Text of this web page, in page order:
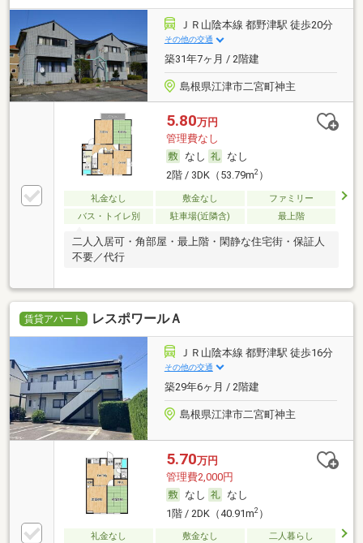
ＪＲ山陰本線 都野津駅 徒歩20分
その他の交通
築31年7ヶ月 / 2階建
島根県江津市二宮町神主
5.80万円
管理費なし
なし
なし
2階 / 3DK（53.79m2）
礼金なし 敷金なし
ファミリー
バス・トイレ別
駐車場(近隣含) 最上階
二人入居可・角部屋・最上階・閑静な住宅街・保証人
不要／代行
賃貸アパート レスポワールＡ
ＪＲ山陰本線 都野津駅 徒歩16分
その他の交通
築29年6ヶ月 / 2階建
島根県江津市二宮町神主
5.70万円
管理費2,000円
なし
なし
1階 / 2DK（40.91m2）
礼金なし 敷金なし
二人暮らし